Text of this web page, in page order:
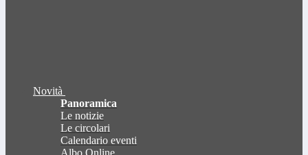
Novità
Panoramica
Le notizie
Le circolari
Calendario eventi